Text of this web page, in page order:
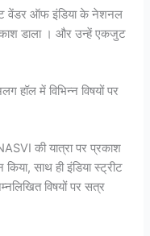
वेंडर ऑफ इंडिया के नेशनल
डाला । और उन्हें एकजुट
में विभिन्न विषयों पर
की यात्रा पर प्रकाश
साथ ही इंडिया स्ट्रीट
विषयों पर सत्र